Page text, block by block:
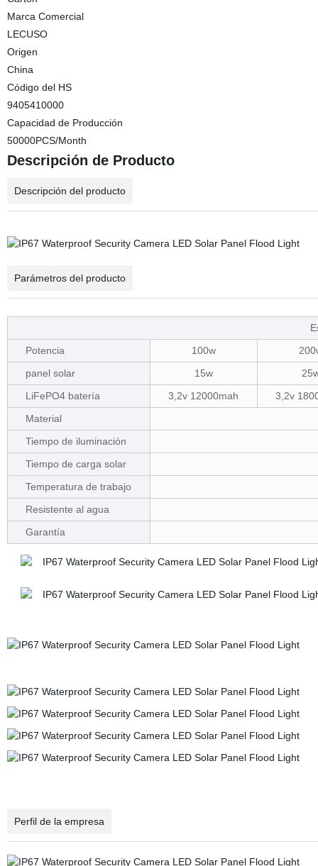
Marca Comercial
LECUSO
Origen
China
Código del HS
9405410000
Capacidad de Producción
50000PCS/Month
Descripción de Producto
Descripción del producto
Parámetros del producto
Potencia
100w
panel solar
15w
LiFePO4 batería
3,2v 12000mah
3,2v
Material
Tiempo de iluminación
Tiempo de carga solar
Temperatura de trabajo
Resistente al agua
Garantía
Perfil de la empresa